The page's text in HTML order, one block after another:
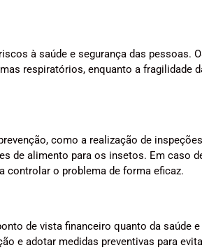
à saúde e segurança das pessoas.
respiratórios, enquanto a fragilidade
como a realização de inspeções
de alimento para os insetos. Em caso
controlar o problema de forma eficaz.
de vista financeiro quanto da saúde e
e adotar medidas preventivas para